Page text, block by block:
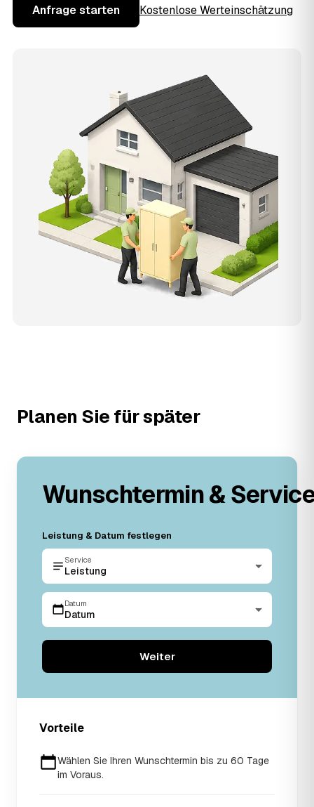
Anfrage starten Kostenlose Werteinschätzung
Planen Sie für später
Wunschtermin &
Leistung & Datum festlegen
Service
Leistung
Datum
Datum
Weiter
Vorteile
Wählen Sie Ihren Wunschtermin bis zu 60 Tage
im Voraus.